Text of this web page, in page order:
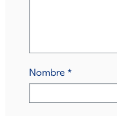
Nombre *